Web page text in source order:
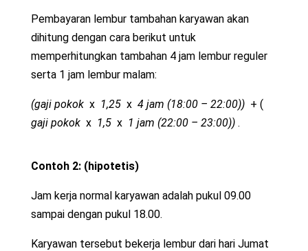
Pembayaran lembur tambahan karyawan akan
dihitung dengan cara berikut untuk
memperhitungkan tambahan 4 jam lembur reguler
serta 1 jam lembur malam:
(gaji pokokx 1,25x 4 jam (18:00 – 22:00))+ (
gaji pokokx 1,5x 1 jam (22:00 – 23:00)).
Contoh 2: (hipotetis)
Jam kerja normal karyawan adalah pukul 09.00
sampai dengan pukul 18.00.
Karyawan tersebut bekerja lembur dari hari Jumat